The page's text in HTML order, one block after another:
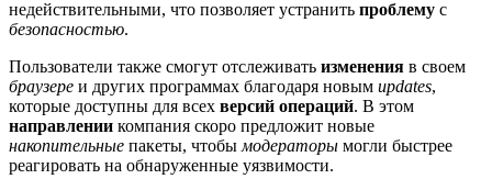
недействительными, что позволяет устранить проблему с
безопасностью.
Пользователи также смогут отслеживать изменения в своем
браузере и других программах благодаря новым updates,
которые доступны для всех версий операций. В этом
направлении компания скоро предложит новые
накопительные пакеты, чтобы модераторы могли быстрее
реагировать на обнаруженные уязвимости.